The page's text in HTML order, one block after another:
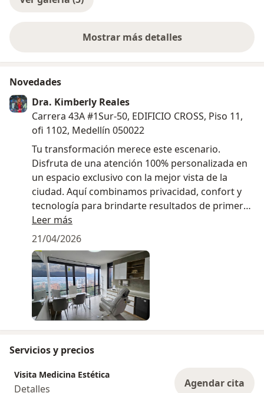
Mostrar más detalles
sobre la experiencia
Novedades
Dra. Kimberly Reales
Carrera 43A #1Sur-50, EDIFICIO CROSS, Piso 11,
ofi 1102, Medellín 050022
Tu transformación merece este escenario.
Disfruta de una atención 100% personalizada en
un espacio exclusivo con la mejor vista de la
ciudad. Aquí combinamos privacidad, confort y
tecnología para brindarte resultados de primer
nivel.
No es solo una cita, es una experiencia diseñada
para ti.
Agenda tu consulta hoy y vive el lujo de cuidarte.
Leer más
21/04/2026
Servicios y precios
Visita Medicina Estética
Detalles Agendar cita